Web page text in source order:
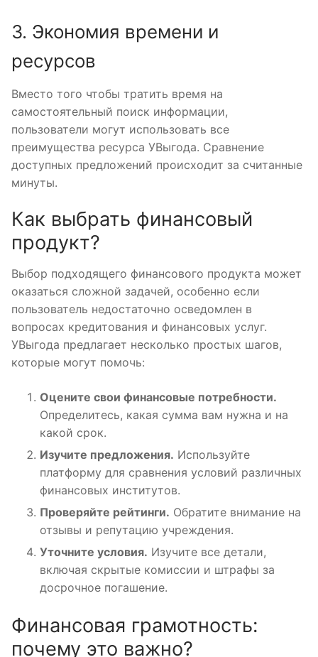
3. Экономия времени и
ресурсов
Вместо того чтобы тратить время на
самостоятельный поиск информации,
пользователи могут использовать все
преимущества ресурса УВыгода. Сравнение
доступных предложений происходит за считанные
минуты.
Как выбрать финансовый
продукт?
Выбор подходящего финансового продукта может
оказаться сложной задачей, особенно если
пользователь недостаточно осведомлен в
вопросах кредитования и финансовых услуг.
УВыгода предлагает несколько простых шагов,
которые могут помочь:
Оцените свои финансовые потребности.
Определитесь, какая сумма вам нужна и на
какой срок.
Изучите предложения. Используйте
платформу для сравнения условий различных
финансовых институтов.
Проверяйте рейтинги. Обратите внимание на
отзывы и репутацию учреждения.
Уточните условия. Изучите все детали,
включая скрытые комиссии и штрафы за
досрочное погашение.
Финансовая грамотность:
почему это важно?